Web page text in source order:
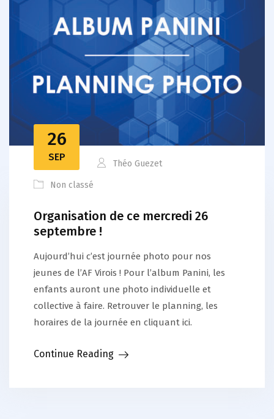
26
SEP
Théo Guezet
Non classé
Organisation de ce mercredi 26
septembre !
Aujourd’hui c’est journée photo pour nos
jeunes de l’AF Virois ! Pour l’album Panini, les
enfants auront une photo individuelle et
collective à faire. Retrouver le planning, les
horaires de la journée en cliquant ici.
Continue Reading